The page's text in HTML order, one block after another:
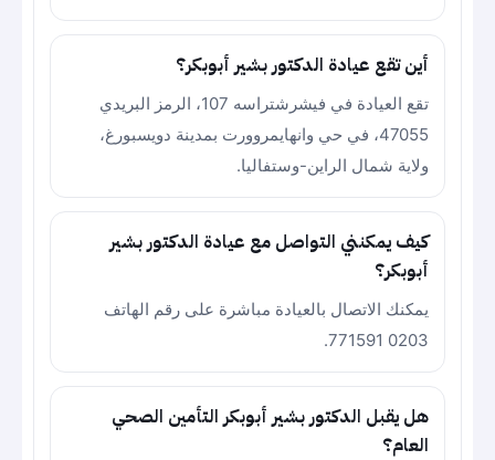
أين تقع عيادة الدكتور بشير أبوبكر؟
تقع العيادة في فيشرشتراسه 107، الرمز البريدي
47055، في حي وانهايمروورت بمدينة دويسبورغ،
ولاية شمال الراين-وستفاليا.
كيف يمكنني التواصل مع عيادة الدكتور بشير
أبوبكر؟
يمكنك الاتصال بالعيادة مباشرة على رقم الهاتف
0203 771591.
هل يقبل الدكتور بشير أبوبكر التأمين الصحي
العام؟